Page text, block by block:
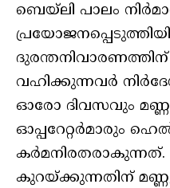
ബെയ്‌ലി പാലം
ദുരന്തനിവാരണത്തിന്
വഹിക്കുന്നവര്‍
ഓരോ ദിവസവും
ഓപ്പറേറ്റര്‍മാരും
കര്‍മനിരതരാകുന്നത്.
കുറയ്ക്കുന്നതിന്